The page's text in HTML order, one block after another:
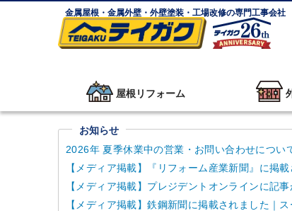
金属屋根・金属外壁・外壁塗装・工場改修の専門工事会社
屋根リフォーム
お知らせ
2026年 夏季休業中の営業・お問い合わせについ
【メディア掲載】『リフォーム産業新聞』に掲
【メディア掲載】プレジデントオンラインに記
【メディア掲載】鉄鋼新聞に掲載されました｜